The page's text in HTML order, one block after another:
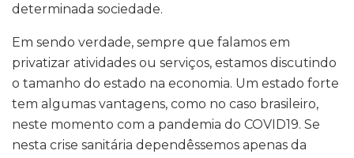
determinada sociedade.
Em sendo verdade, sempre que falamos em
privatizar atividades ou serviços, estamos discutindo
o tamanho do estado na economia. Um estado forte
tem algumas vantagens, como no caso brasileiro,
neste momento com a pandemia do COVID19. Se
nesta crise sanitária dependêssemos apenas da